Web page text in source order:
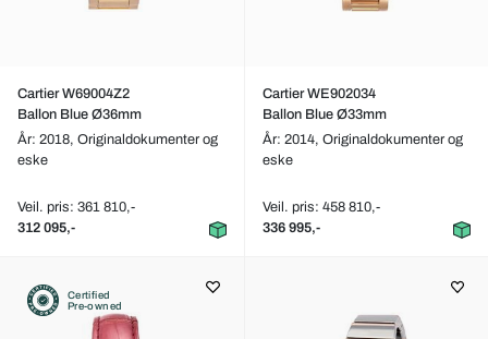
Cartier W69004Z2
Ballon Blue Ø36mm
År: 2018, Originaldokumenter og
eske
Veil. pris: 361 810,-
312 095,-
Cartier WE902034
Ballon Blue Ø33mm
År: 2014, Originaldokumenter og
eske
Veil. pris: 458 810,-
336 995,-
Certified
Pre-owned